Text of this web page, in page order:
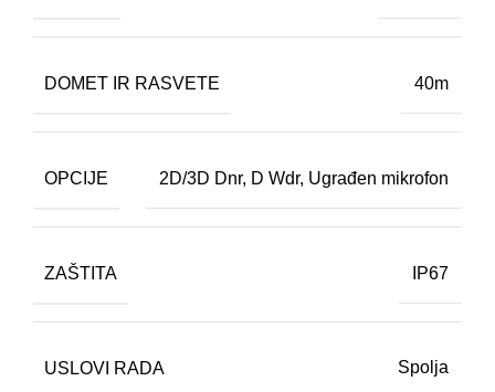
DOMET IR RASVETE 40m
OPCIJE 2D/3D Dnr, D Wdr, Ugrađen mikrofon
ZAŠTITA IP67
USLOVI RADA Spolja